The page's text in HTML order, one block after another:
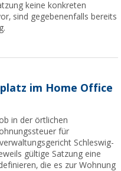
keine konkreten
sind gegebenenfalls bereits
im Home Office
in der örtlichen
für
Schleswig-
gültige Satzung eine
die es zur Wohnung